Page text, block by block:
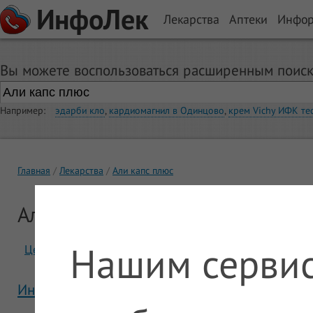
ИнфоЛек Лекарства Аптеки
Вы можете воспользоваться расширенным
Например: эдарби кло, кардиомагнил в Одинцово, крем Vichy ИФК
Главная Лекарства Али капс плюс
Али капс плюс
Цены Отзывы
Инструкция Али капс плюс
Нашим